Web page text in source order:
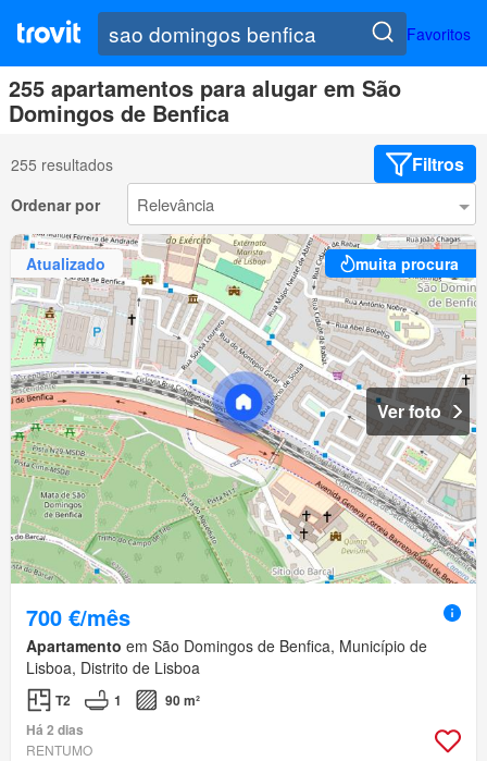
Favoritos
255 apartamentos para alugar em São
Domingos de Benfica
255 resultados Filtros
Ordenar por
Atualizado muita procura
Ver foto
700 €/mês
Apartamento em São Domingos de Benfica, Município de
Lisboa, Distrito de Lisboa
T2 1
90 m²
Há 2 dias
RENTUMO